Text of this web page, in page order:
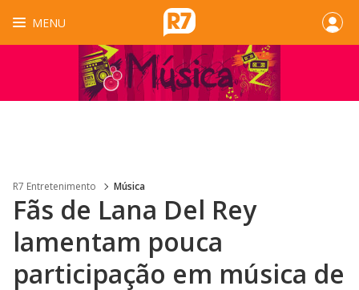
MENU
R7 Entretenimento Música
Fãs de Lana Del Rey
lamentam pouca
participação em música de